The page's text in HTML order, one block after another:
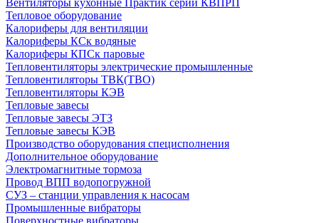
Вентиляторы кухонные Практик серии КВПРП
Тепловое оборудование
Калориферы для вентиляции
Калориферы КСк водяные
Калориферы КПСк паровые
Тепловентиляторы электрические промышленные
Тепловентиляторы ТВК(ТВО)
Тепловентиляторы КЭВ
Тепловые завесы
Тепловые завесы ЭТЗ
Тепловые завесы КЭВ
Производство оборудования специсполнения
Дополнительное оборудование
Электромагнитные тормоза
Провод ВПП водопогружной
СУЗ – станции управления к насосам
Промышленные вибраторы
Поверхностные вибраторы